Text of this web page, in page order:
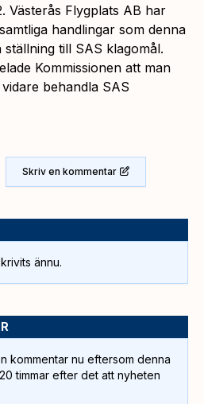
Västerås Flygplats AB har
handlingar som denna
till SAS klagomål.
Kommissionen att man
behandla SAS
Skriv en kommentar
ännu.
kommentar nu eftersom denna
timmar efter det att nyheten